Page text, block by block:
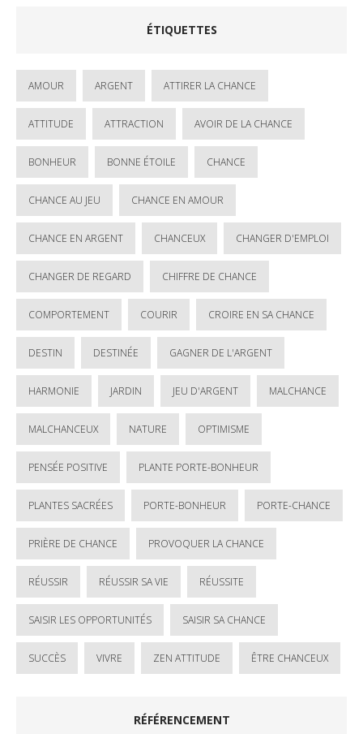
ÉTIQUETTES
AMOUR ARGENT ATTIRER LA CHANCE
ATTITUDE ATTRACTION AVOIR DE LA CHANCE
BONHEUR BONNE ÉTOILE CHANCE
CHANCE AU JEU CHANCE EN AMOUR
CHANCE EN ARGENT CHANCEUX CHANGER D'EMPLOI
CHANGER DE REGARD CHIFFRE DE CHANCE
COMPORTEMENT COURIR CROIRE EN SA CHANCE
DESTIN DESTINÉE GAGNER DE L'ARGENT
HARMONIE JARDIN JEU D'ARGENT MALCHANCE
MALCHANCEUX NATURE OPTIMISME
PENSÉE POSITIVE PLANTE PORTE-BONHEUR
PLANTES SACRÉES PORTE-BONHEUR PORTE-CHANCE
PRIÈRE DE CHANCE PROVOQUER LA CHANCE
RÉUSSIR RÉUSSIR SA VIE RÉUSSITE
SAISIR LES OPPORTUNITÉS SAISIR SA CHANCE
SUCCÈS VIVRE ZEN ATTITUDE ÊTRE CHANCEUX
RÉFÉRENCEMENT